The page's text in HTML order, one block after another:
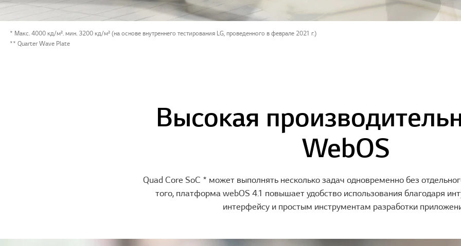
* Макс. 4000 кд/м². мин. 3200 кд/м² (на основе внутреннего тестирования LG, проведенного в феврале 2021 г.)
** Quarter Wave Plate
Высокая
WebOS
Quad Core SoC * может выполнять несколько задач одновременно без
того, платформа webOS 4.1 повышает удобство использования благодаря
интерфейсу и простым инструментам разработки